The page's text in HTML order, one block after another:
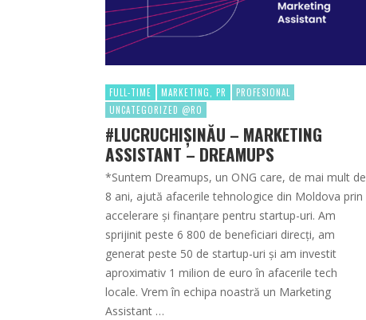
FULL-TIME MARKETING, PR
PROFESIONAL
UNCATEGORIZED @RO
#LUCRUCHIȘINĂU – MARKETING
ASSISTANT – DREAMUPS
*Suntem Dreamups, un ONG care, de mai mult de
8 ani, ajută afacerile tehnologice din Moldova prin
accelerare și finanțare pentru startup-uri. Am
sprijinit peste 6 800 de beneficiari direcți, am
generat peste 50 de startup-uri și am investit
aproximativ 1 milion de euro în afacerile tech
locale. Vrem în echipa noastră un Marketing
Assistant …